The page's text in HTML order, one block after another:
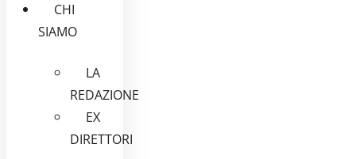
CHI
SIAMO
LA
REDAZIONE
EX
DIRETTORI